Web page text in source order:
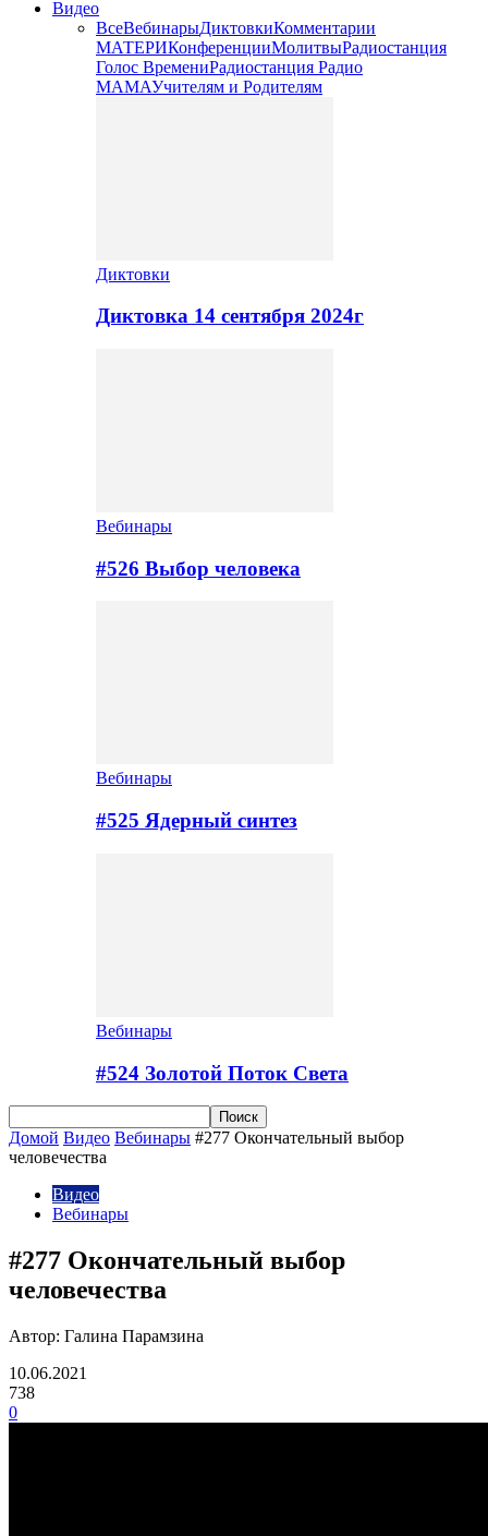
Видео
ВсеВебинарыДиктовкиКомментарии
МАТЕРИКонференцииМолитвыРадиостанция
Голос ВремениРадиостанция Радио
МАМАУчителям и Родителям
Диктовки
Диктовка 14 сентября 2024г
Вебинары
#526 Выбор человека
Вебинары
#525 Ядерный синтез
Вебинары
#524 Золотой Поток Cвета
Домой Видео Вебинары #277 Окончательный выбор
человечества
Видео
Вебинары
#277 Окончательный выбор
человечества
Автор: Галина Парамзина
10.06.2021
738
0